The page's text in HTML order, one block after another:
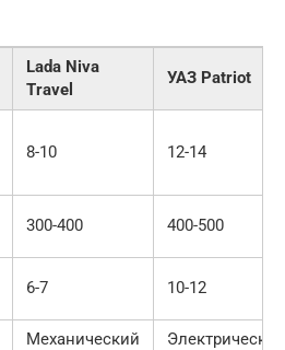
Lada Niva
Travel
УАЗ Patriot
8-10 12-14
300-400 400-500
6-7 10-12
Механический
Электрический